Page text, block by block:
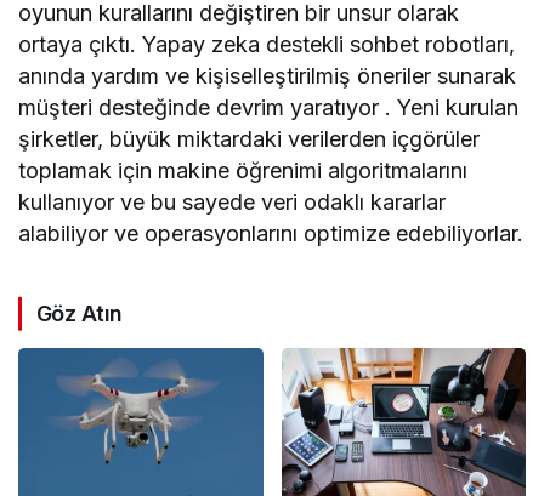
oyunun kurallarını değiştiren bir unsur olarak
ortaya çıktı. Yapay zeka destekli sohbet robotları,
anında yardım ve kişiselleştirilmiş öneriler sunarak
müşteri desteğinde devrim yaratıyor . Yeni kurulan
şirketler, büyük miktardaki verilerden içgörüler
toplamak için makine öğrenimi algoritmalarını
kullanıyor ve bu sayede veri odaklı kararlar
alabiliyor ve operasyonlarını optimize edebiliyorlar.
Göz Atın